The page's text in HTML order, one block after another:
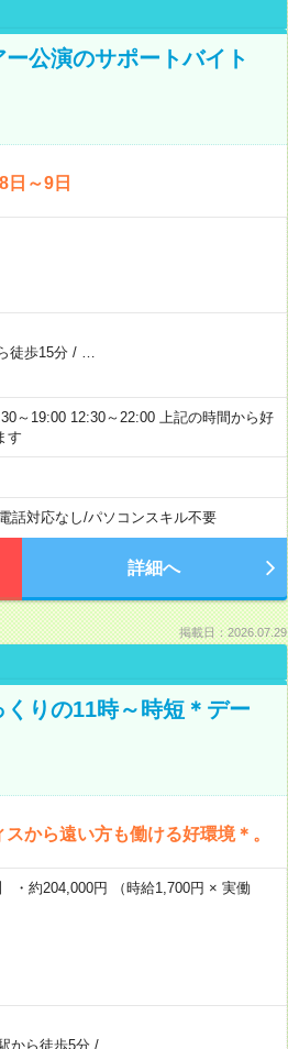
公演のサポートバイト
日～9日
徒歩15分/
～19:00 12:30～22:00 上記の時間から好
す
話対応なし/パソコンスキル不要
詳細へ
掲載日：2026.07.29
りの11時～時短＊デー
から遠い方も働ける好環境＊。
・約204,000円 （時給1,700円 × 実働
から徒歩5分/